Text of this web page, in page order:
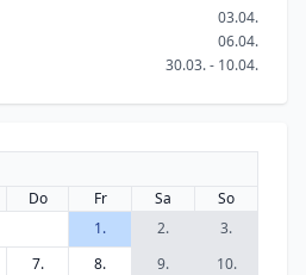
03.04.
06.04.
30.03. - 10.04.
Do Fr Sa
So
1.
2.
3.
7. 8. 9.
10.